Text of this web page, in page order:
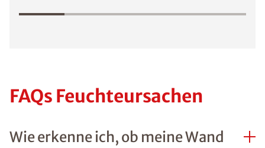
FAQs Feuchteursachen
Wie erkenne ich, ob meine Wand